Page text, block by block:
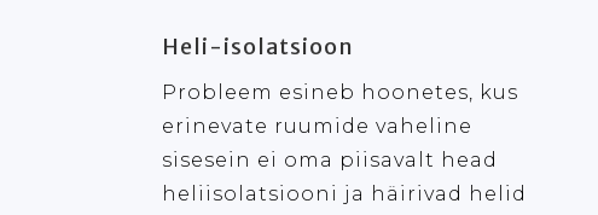
Heli-isolatsioon
Probleem esineb hoonetes, kus
erinevate ruumide vaheline
sisesein ei oma piisavalt head
heliisolatsiooni ja häirivad helid